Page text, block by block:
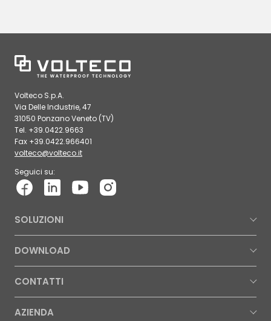
Volteco S.p.A.
Via Delle Industrie, 47
31050 Ponzano Veneto (TV)
Tel. +39.0422.9663
Fax +39.0422.966401
volteco@volteco.it
Seguici su:
SOLUZIONI
DOWNLOAD
CONTATTI
AZIENDA